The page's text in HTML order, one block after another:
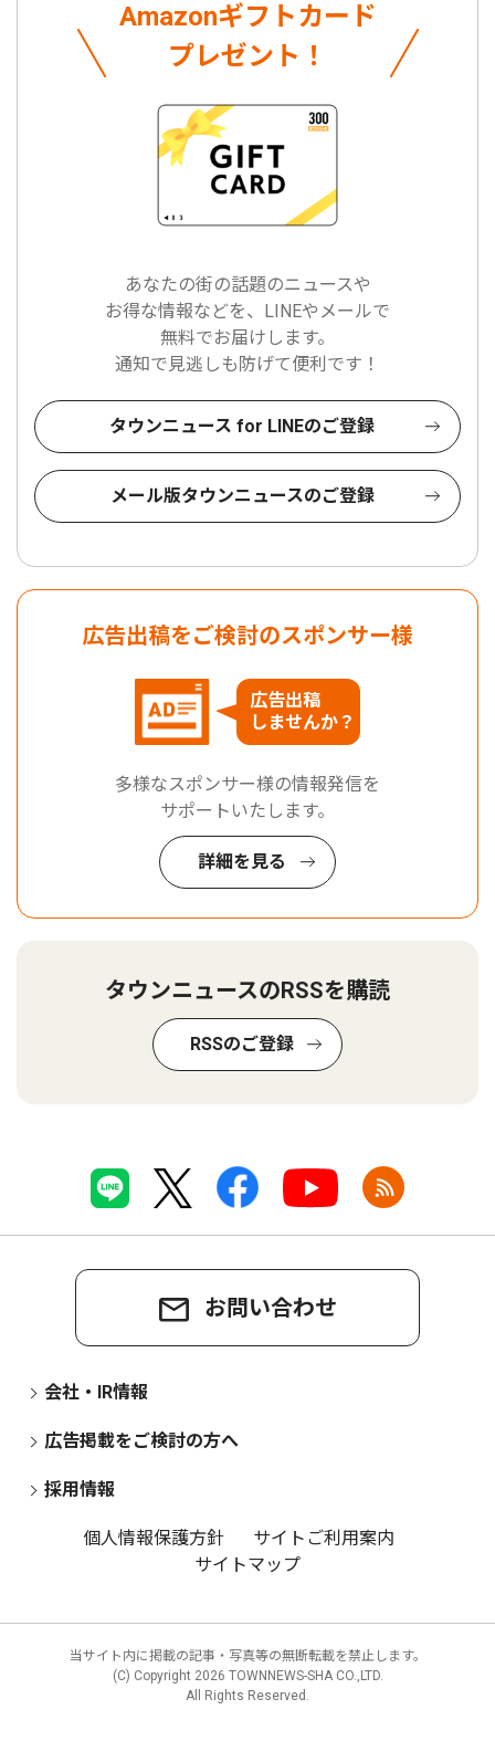
Amazonギフトカード
プレゼント！
あなたの街の話題のニュースや
お得な情報などを、LINEやメールで
無料でお届けします。
通知で見逃しも防げて便利です！
タウンニュース for LINEのご登録
メール版タウンニュースのご登録
広告出稿をご検討のスポンサー様
広告出稿
しませんか？
多様なスポンサー様の情報発信を
サポートいたします。
詳細を見る
タウンニュースのRSSを購読
RSSのご登録
お問い合わせ
会社・IR情報
広告掲載をご検討の方へ
採用情報
個人情報保護方針
サイトご利用案内
サイトマップ
当サイト内に掲載の記事・写真等の無断転載を禁止します。
(C) Copyright 2026 TOWNNEWS-SHA CO.,LTD.
All Rights Reserved.